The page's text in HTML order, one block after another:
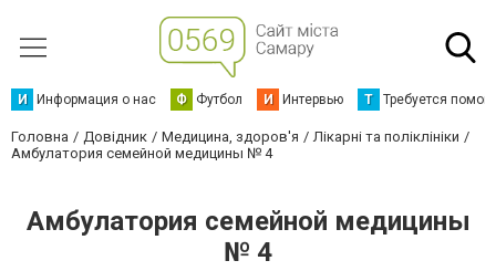
И Информация о нас Ф Футбол И Интервью Т Требуется
Головна Довідник Медицина, здоров'я
Лікарні та поліклініки
Амбулатория семейной медицины № 4
Амбулатория семейной медицины
№ 4